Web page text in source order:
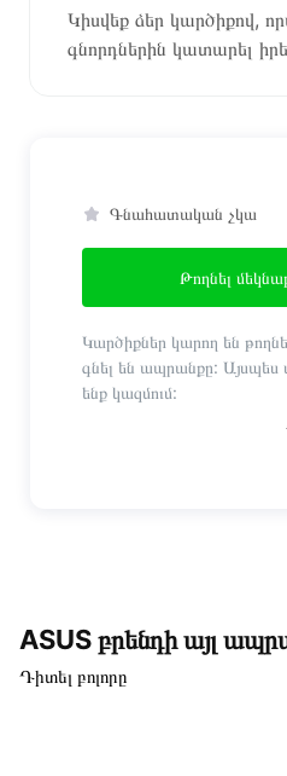
Կիսվեք ձեր կարծիքով,
գնորդներին կատարել
Գնահատական չկա
Թողնել
Կարծիքներ կարող են
գնել են ապրանքը: Այսպես
ենք կազմում:
ASUS բրենդի այլ
Դիտել բոլորը